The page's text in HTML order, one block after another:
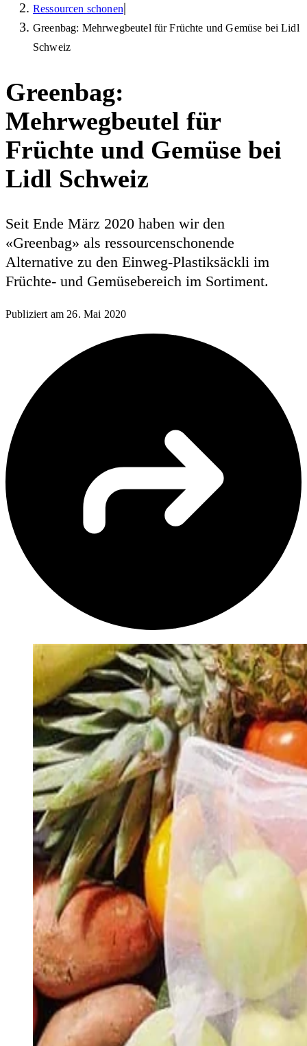
Ressourcen schonen|
Greenbag: Mehrwegbeutel für Früchte und Gemüse bei Lidl
Schweiz
Greenbag:
Mehrwegbeutel für
Früchte und Gemüse bei
Lidl Schweiz
Seit Ende März 2020 haben wir den
«Greenbag» als ressourcenschonende
Alternative zu den Einweg-Plastiksäckli im
Früchte- und Gemüsebereich im Sortiment.
Publiziert am 26. Mai 2020